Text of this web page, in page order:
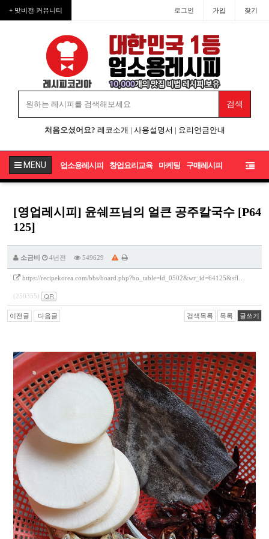
+ 맛비전 커뮤니티 로그인 가입 찾기
처음오셨어요? 레코소개 | 사용설명서 | 요리연금안내
MENU 업소용레시피 창업요리교육 마케팅 구매레시피
[영업레시피] 윤쉐프님의 얼큰 공주칼국수 [P64
125]
소금비 4년전 549629
https://recipekorea.com/bbs/board.php?bo_table=ld_0502&wr_id=64125&sfl…
(250355)
이전글 다음글 검색목록 목록 글쓰기